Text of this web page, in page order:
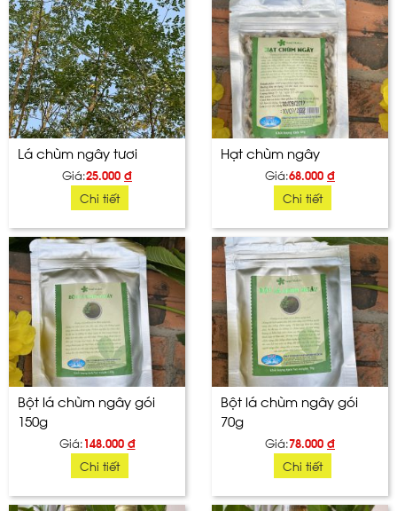
Lá chùm ngây tươi
Giá:25.000 đ
Chi tiết
Hạt chùm ngây
Giá:68.000 đ
Chi tiết
Bột lá chùm ngây gói
150g
Giá:148.000 đ
Chi tiết
Bột lá chùm ngây gói
70g
Giá:78.000 đ
Chi tiết